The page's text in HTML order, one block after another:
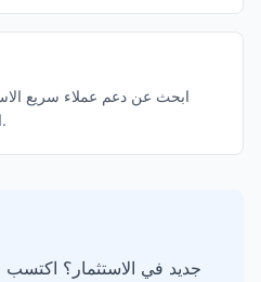
ابحث عن دعم عملاء سريع
المفضلة وفي منطقتك الزمنية.
جديد في الاستثمار؟